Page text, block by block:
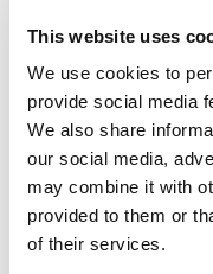
This website uses
We use cookies to
provide social media
We also share
our social media,
may combine it with
provided to them or
of their services.